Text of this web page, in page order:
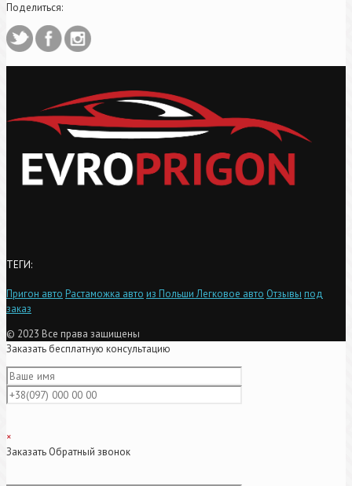
Поделиться:
ТЕГИ:
Пригон авто Растаможка авто из ПольшиЛегковое авто Отзывы под
заказ
© 2023 Все права защищены
Заказать бесплатную консультацию
×
Заказать Обратный звонок